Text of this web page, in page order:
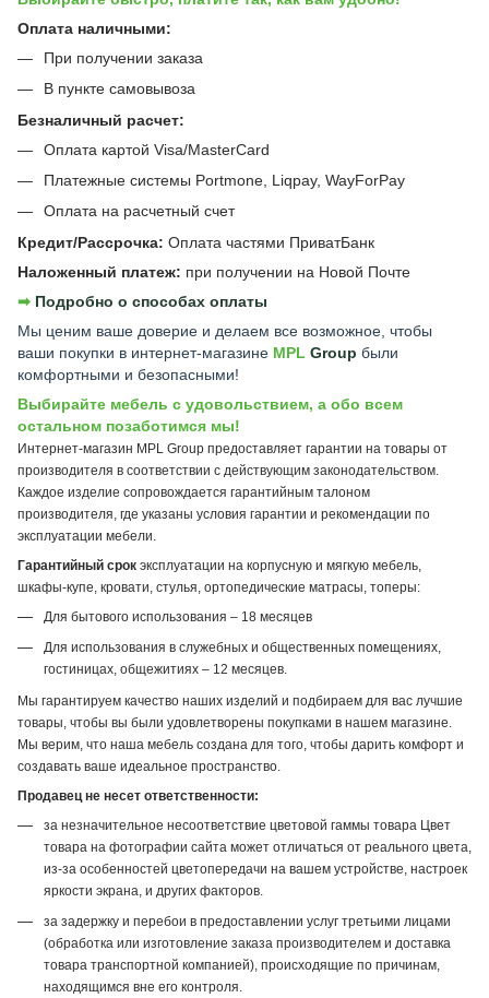
Оплата наличными:
При получении заказа
В пункте самовывоза
Безналичный расчет:
Оплата картой Visa/MasterCard
Платежные системы Portmone, Liqpay, WayForPay
Оплата на расчетный счет
Кредит/Рассрочка: Оплата частями ПриватБанк
Наложенный платеж: при получении на Новой Почте
➡︎ Подробно о способах оплаты
Мы ценим ваше доверие и делаем все возможное, чтобы
ваши покупки в интернет-магазине MPL Group были
комфортными и безопасными!
Выбирайте мебель с удовольствием, а обо всем
остальном позаботимся мы!
Интернет-магазин MPL Group предоставляет гарантии на товары от
производителя в соответствии с действующим законодательством.
Каждое изделие сопровождается гарантийным талоном
производителя, где указаны условия гарантии и рекомендации по
эксплуатации мебели.
Гарантийный срок эксплуатации на корпусную и мягкую мебель,
шкафы-купе, кровати, стулья, ортопедические матрасы, топеры:
Для бытового использования – 18 месяцев
Для использования в служебных и общественных помещениях,
гостиницах, общежитиях – 12 месяцев.
Мы гарантируем качество наших изделий и подбираем для вас лучшие
товары, чтобы вы были удовлетворены покупками в нашем магазине.
Мы верим, что наша мебель создана для того, чтобы дарить комфорт и
создавать ваше идеальное пространство.
Продавец не несет ответственности:
за незначительное несоответствие цветовой гаммы товара Цвет
товара на фотографии сайта может отличаться от реального цвета,
из-за особенностей цветопередачи на вашем устройстве, настроек
яркости экрана, и других факторов.
за задержку и перебои в предоставлении услуг третьими лицами
(обработка или изготовление заказа производителем и доставка
товара транспортной компанией), происходящие по причинам,
находящимся вне его контроля.